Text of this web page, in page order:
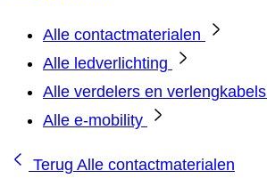
Alle contactmaterialen
Alle ledverlichting
Alle verdelers en verlengkabels
Alle e-mobility
Terug Alle contactmaterialen